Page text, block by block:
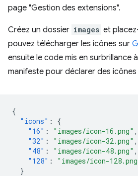
page "Gestion des extensions".
Créez un dossier images et
pouvez télécharger les icônes sur
ensuite le code mis en surbrillance
manifeste pour déclarer des icônes
{
"icons" :
{
"16" : "images/icon-16.png" ,
"32" : "images/icon-32.png" ,
"48" : "images/icon-48.png" ,
"128" :
"images/icon-
}